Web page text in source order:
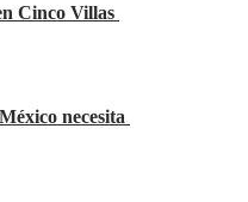
Cinco Villas
necesita